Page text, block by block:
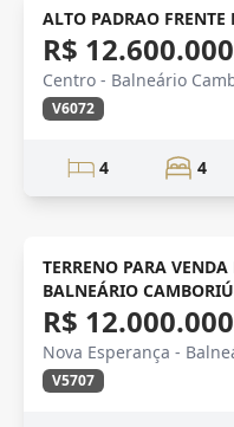
CONSTRUÇÃO
ALTO PADRAO FRENTE
R$
Centro - Balneário
V6072
4 4
NOVIDADE
TERRENO PARA VENDA
BALNEÁRIO CAMBORIÚ
R$
Nova Esperança -
V5707